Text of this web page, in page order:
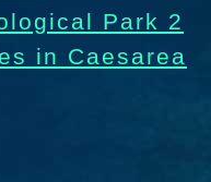
Park 2
in Caesarea